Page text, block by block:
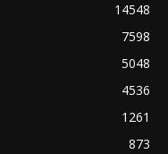
14548
7598
5048
4536
1261
873